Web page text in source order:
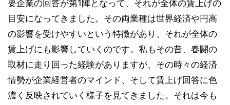
要企業の回答が第1陣となって、それが全体の賃上げの
目安になってきました。その両業種は世界経済や円高
の影響を受けやすいという特徴があり、それが全体の
賃上げにも影響していくのです。私もその昔、春闘の
取材に走り回った経験がありますが、その時々の経済
情勢が企業経営者のマインド、そして賃上げ回答に色
濃く反映されていく様子を見てきました。それは今も